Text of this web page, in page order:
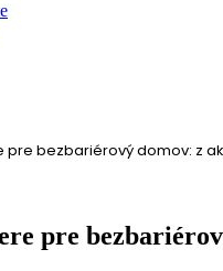
pre bezbariérový domov: z
pre